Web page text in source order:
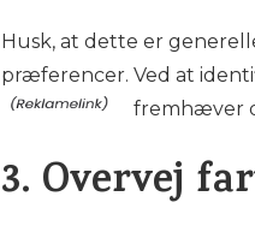
Husk, at dette er
præferencer. Ved at
fremhæver
3. Overvej